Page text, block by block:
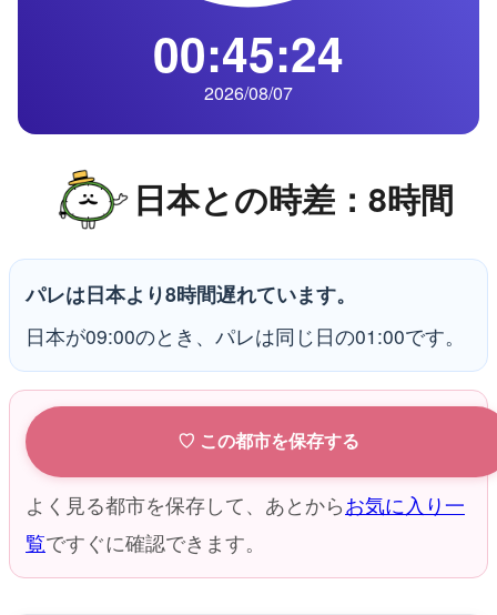
00:45:25
2026/08/07
日本との時差：8時間
パレは日本より8時間遅れています。
日本が09:00のとき、パレは同じ日の01:00です。
♡ この都市を保存する
よく見る都市を保存して、あとからお気に入り一
覧ですぐに確認できます。